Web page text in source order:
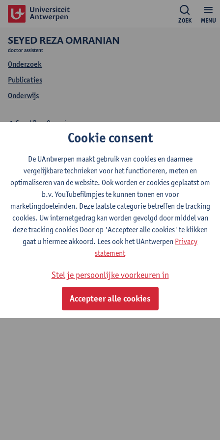
MENU
ZOEK
SEYED REZA OMRANIAN
doctor assistent
Onderzoek
Publicaties
Onderwijs
Onderwijs Seyed Reza
Omranian
Seyed Reza Omranian
2026-2027 2025-2026 2024-2025
Material Testing and Evaluation
Master in Sustainable and Resilient Pavement Engineering
PrivacybeleidCookiebeleidGebruiksvoorwaarden
Cookie consent
De UAntwerpen maakt gebruik van cookies en daarmee
vergelijkbare technieken voor het functioneren, meten en
optimaliseren van de website. Ook worden er cookies geplaatst om
b.v. YouTubefilmpjes te kunnen tonen en voor
marketingdoeleinden. Deze laatste categorie betreffen de tracking
cookies. Uw internetgedrag kan worden gevolgd door middel van
deze tracking cookies Door op 'Accepteer alle cookies' te klikken
gaat u hiermee akkoord. Lees ook het UAntwerpen Privacy
statement
Stel je persoonlijke voorkeuren in
Accepteer alle cookies